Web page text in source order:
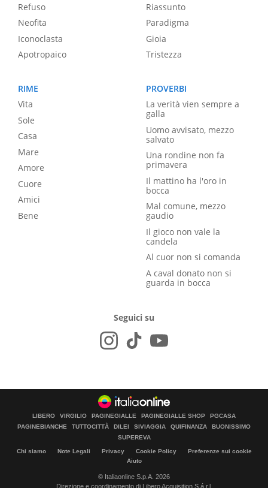
Refuso
Neofita
Iconoclasta
Apotropaico
Riassunto
Paradigma
Gioia
Tristezza
RIME
Vita
Sole
Casa
Mare
Amore
Cuore
Amici
Bene
PROVERBI
La verità vien sempre a
galla
Uomo avvisato, mezzo
salvato
Una rondine non fa
primavera
Il mattino ha l'oro in
bocca
Mal comune, mezzo
gaudio
Il gioco non vale la
candela
Al cuor non si comanda
A caval donato non si
guarda in bocca
Seguici su
LIBERO VIRGILIO PAGINEGIALLE PAGINEGIALLE SHOP
PGCASA
PAGINEBIANCHE
TUTTOCITTÀ DILEI SIVIAGGIA QUIFINANZA
BUONISSIMO
SUPEREVA
Chi siamo Note Legali Privacy Cookie Policy
Preferenze sui cookie
Aiuto
© Italiaonline S.p.A. 2026
Direzione e coordinamento di Libero Acquisition S.á r.l.